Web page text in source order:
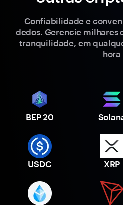
Confiabilidade e
dedos. Gerencie milhares
tranquilidade, em
hora
BEP 20
USDC XRP